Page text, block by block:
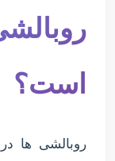
است؟
روبالشی ها